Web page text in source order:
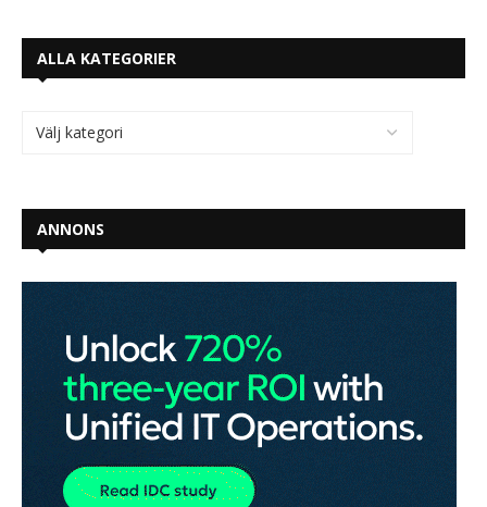
ALLA KATEGORIER
ANNONS